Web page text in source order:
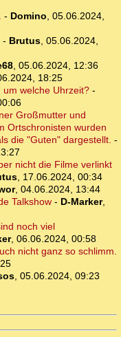
- Domino, 05.06.2024,
- Brutus, 05.06.2024,
, 05.06.2024, 12:36
18:25
welche Uhrzeit?-
Großmutter und
Ortschronisten wurden
die "Guten" dargestellt. -
nicht die Filme verlinkt
, 17.06.2024, 00:34
, 04.06.2024, 13:44
Talkshow- D-Marker,
noch viel
, 06.06.2024, 00:58
nicht ganz so schlimm.
, 05.06.2024, 09:23